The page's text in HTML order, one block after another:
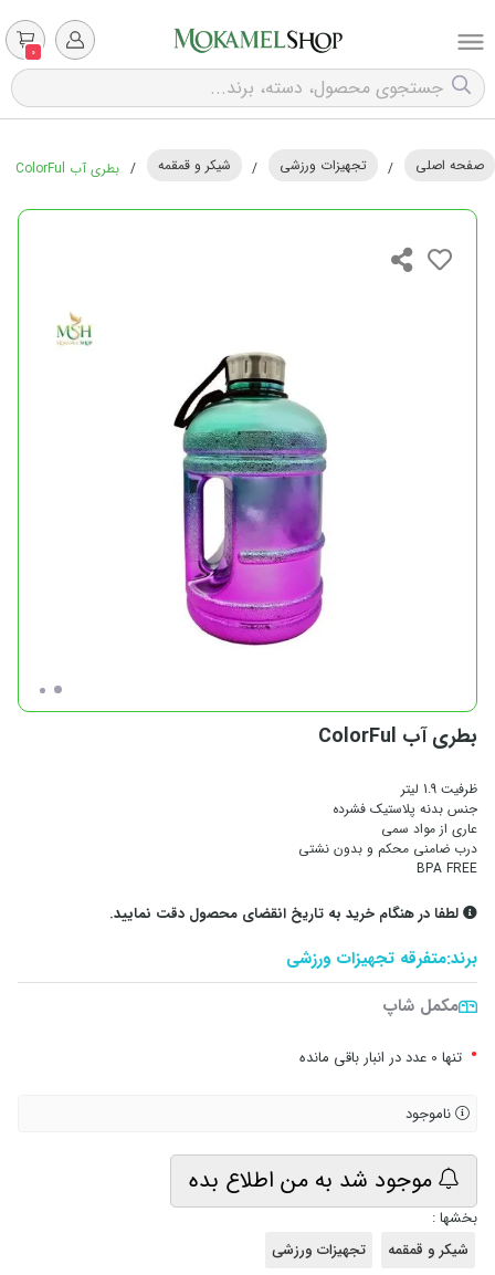
0
صفحه اصلی / تجهیزات ورزشی / شیکر و قمقمه / بطری آب ColorFul
بطری آب ColorFul
ظرفیت 1.9 لیتر
جنس بدنه پلاستیک فشرده
عاری از مواد سمی
درب ضامنی محکم و بدون نشتی
BPA FREE
لطفا در هنگام خرید به تاریخ انقضای محصول دقت نمایید.
برند:متفرقه تجهیزات ورزشی
مکمل شاپ
• تنها 0 عدد در انبار باقی مانده
ناموجود
موجود شد به من اطلاع بده
بخشها :
شیکر و قمقمه
تجهیزات ورزشی